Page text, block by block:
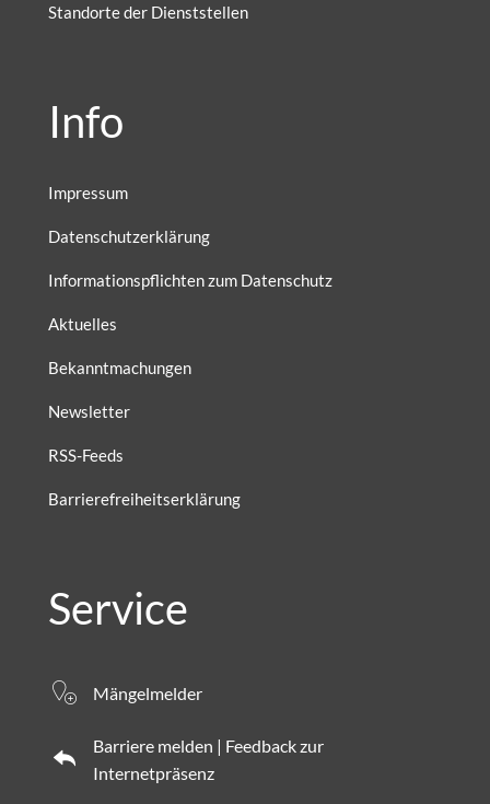
Standorte der Dienststellen
Info
Impressum
Datenschutzerklärung
Informationspflichten zum Datenschutz
Aktuelles
Bekanntmachungen
Newsletter
RSS-Feeds
Barrierefreiheitserklärung
Service
Mängelmelder
Barriere melden | Feedback zur
Internetpräsenz